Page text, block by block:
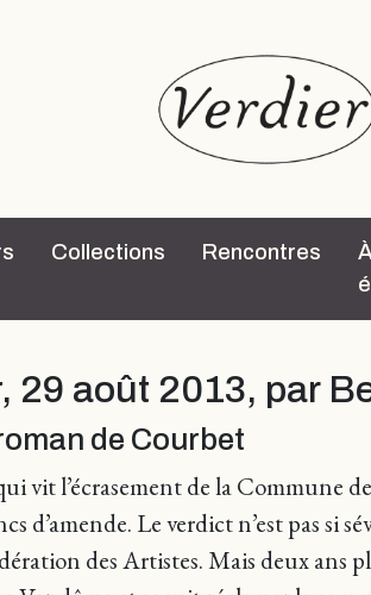
Collections Rencontres
, 29 août 2013, par
de Courbet
vit l’écrasement de la Commune
d’amende. Le verdict n’est pas
des Artistes. Mais deux ans